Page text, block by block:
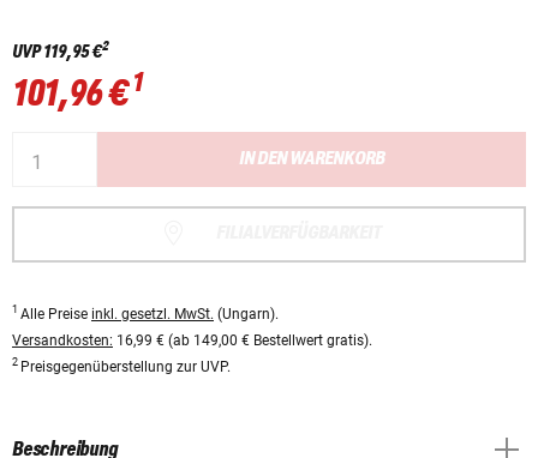
UVP119,95 €2
101,96 €1
IN DEN WARENKORB
1 Alle Preise inkl. gesetzl. MwSt. (Ungarn).
Versandkosten: 16,99 € (ab 149,00 € Bestellwert gratis).
2 Preisgegenüberstellung zur UVP.
Beschreibung